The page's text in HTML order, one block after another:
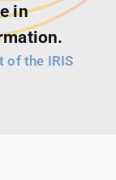
in
of the IRIS